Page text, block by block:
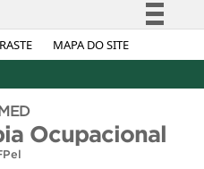
MAPA DO SITE
Simplifique!
Acesso à informação
Legislação
Ocupacional